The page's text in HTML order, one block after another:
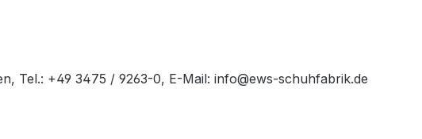
Tel.: +49 3475 / 9263-0, E-Mail: info@ews-schuhfabrik.de